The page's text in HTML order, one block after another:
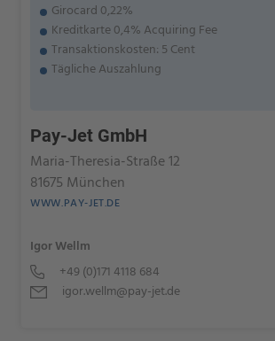
Girocard 0,22%
Kreditkarte 0,4% Acquiring Fee
Transaktionskosten: 5 Cent
Tägliche Auszahlung
Pay-Jet GmbH
Maria-Theresia-Straße 12
81675 München
WWW.PAY-JET.DE
Igor Wellm
+49 (0)171 4118 684
igor.wellm@pay-jet.de